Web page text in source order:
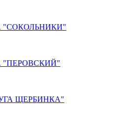
"СОКОЛЬНИКИ"
"ПЕРОВСКИЙ"
ЩЕРБИНКА"